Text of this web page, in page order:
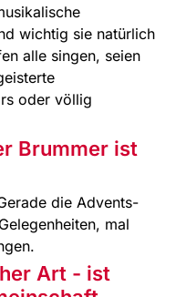
wichtig sie natürlich
alle singen, seien
oder völlig
Brummer ist
die Advents-
mal
Art - ist